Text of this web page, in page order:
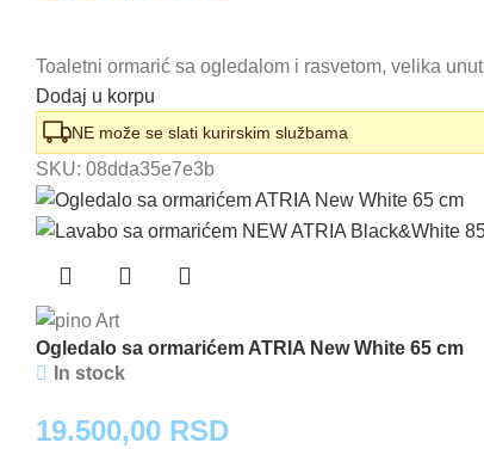
Toaletni ormarić sa ogledalom i rasvetom, velika
Dodaj u korpu
NE može se slati kurirskim službama
SKU: 08dda35e7e3b
Ogledalo sa ormarićem ATRIA New White 65 cm
In stock
19.500,00 RSD